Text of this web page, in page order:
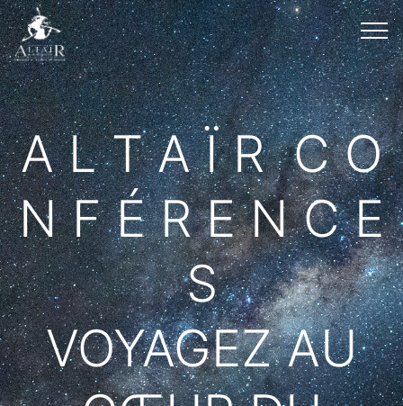
A L T A Ï R C O
N F É R E N C E
S
VOYAGEZ AU